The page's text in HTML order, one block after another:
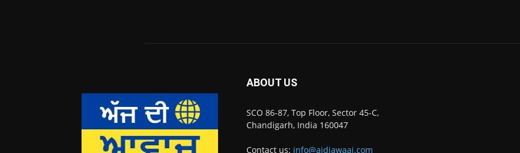
ABOUT US
SCO 86-87, Top Floor, Sector 45-C,
Chandigarh, India 160047
Contact us: info@ajdiawaaj.com